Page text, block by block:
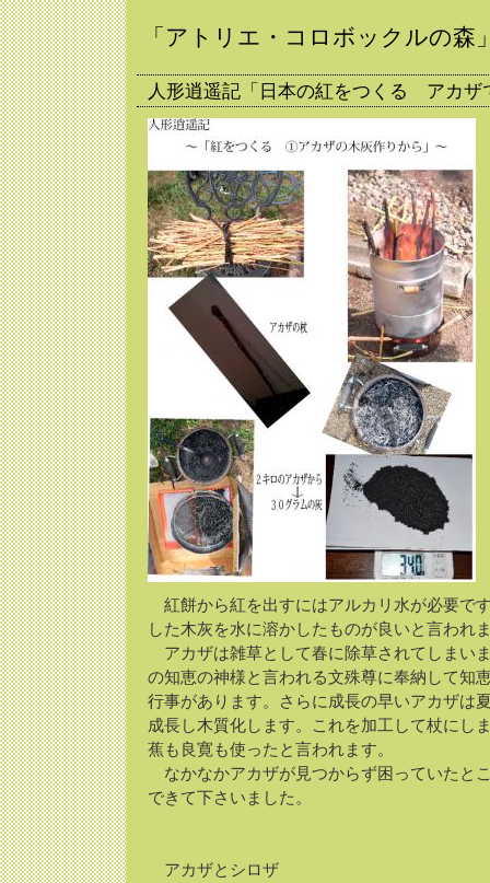
「アトリエ・コロボックルの森
人形逍遥記「日本の紅をつくる アカザ
紅餅から紅を出すにはアルカリ水が必要で
した木灰を水に溶かしたものが良いと言われ
アカザは雑草として春に除草されてしまい
の知恵の神様と言われる文殊尊に奉納して知
行事があります。さらに成長の早いアカザは
成長し木質化します。これを加工して杖にし
蕉も良寛も使ったと言われます。
なかなかアカザが見つからず困っていたと
できて下さいました。
アカザとシロザ